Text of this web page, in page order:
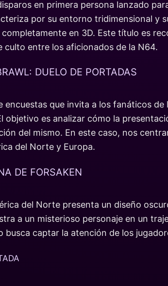
en primera persona lanzado
por su entorno tridimensional y
en 3D. Este título es
culto entre los aficionados de la N64.
DUELO DE PORTADAS
encuestas que invita a los fanáticos
objetivo es analizar cómo la
del mismo. En este caso, nos
del Norte y Europa.
DE FORSAKEN
del Norte presenta un diseño
a un misterioso personaje en un
busca captar la atención de los